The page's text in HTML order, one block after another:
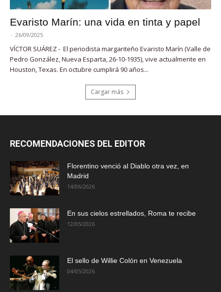
Evaristo Marín: una vida en tinta y papel
- 26/09/2025
VÍCTOR SUÁREZ - El periodista margariteño Evaristo Marín (Valle de
Pedro González, Nueva Esparta, 26-10-1935), vive actualmente en
Houston, Texas. En octubre cumplirá 90 años...
Cargar más
RECOMENDACIONES DEL EDITOR
Florentino venció al Diablo otra vez, en
Madrid
14/06/2026
En sus cielos estrellados, Roma te recibe
12/05/2026
El sello de Willie Colón en Venezuela
04/05/2026